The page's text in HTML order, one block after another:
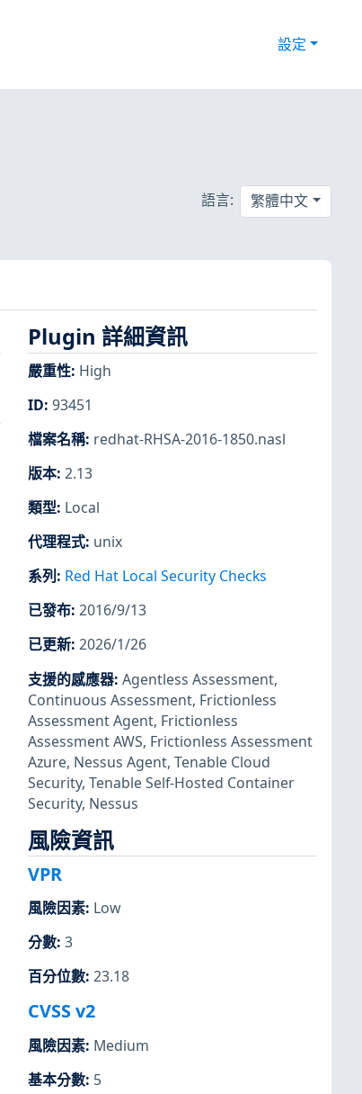
設定
語言: 繁體中文
Plugin 詳細資訊
嚴重性: High
ID: 93451
檔案名稱: redhat-RHSA-2016-1850.nasl
版本: 2.13
類型: Local
代理程式: unix
系列 : Red Hat Local Security Checks
已發布: 2016/9/13
已更新: 2026/1/26
支援的感應器: Agentless Assessment,
Continuous Assessment, Frictionless
Assessment Agent, Frictionless
Assessment AWS, Frictionless Assessment
Azure, Nessus Agent, Tenable Cloud
Security, Tenable Self-Hosted Container
Security, Nessus
風險資訊
VPR
風險因素: Low
分數: 3
百分位數: 23.18
CVSS v2
風險因素: Medium
基本分數: 5